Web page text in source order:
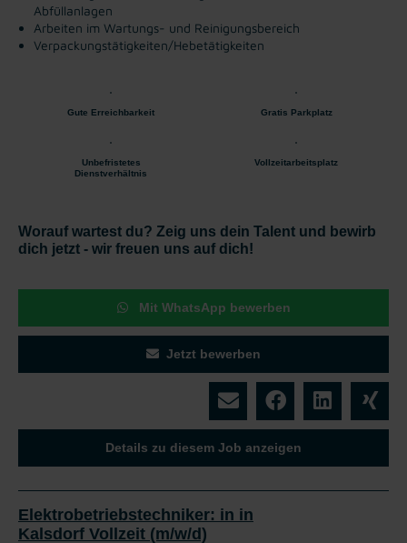
Abfüllanlagen
Arbeiten im Wartungs- und Reinigungsbereich
Verpackungstätigkeiten/Hebetätigkeiten
Gute Erreichbarkeit Gratis Parkplatz
Unbefristetes
Dienstverhältnis
Vollzeitarbeitsplatz
Worauf wartest du? Zeig uns dein Talent und bewirb
dich jetzt - wir freuen uns auf dich!
Mit WhatsApp bewerben
Jetzt bewerben
Details zu diesem Job anzeigen
Elektrobetriebstechniker: in in
Kalsdorf Vollzeit (m/w/d)